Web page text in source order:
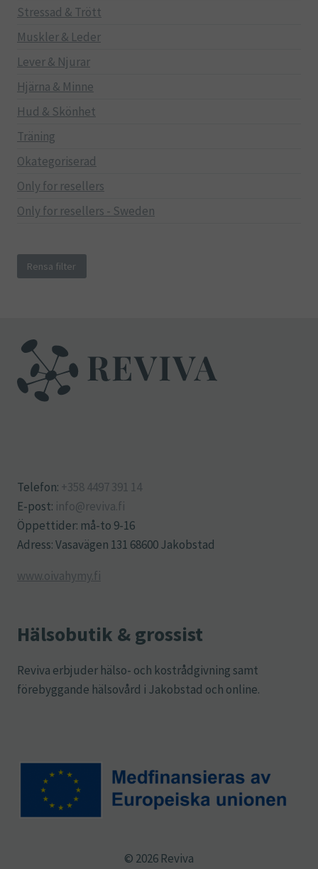
Stressad & Trött
Muskler & Leder
Lever & Njurar
Hjärna & Minne
Hud & Skönhet
Träning
Okategoriserad
Only for resellers
Only for resellers - Sweden
Rensa filter
Telefon: +358 4497 391 14
E-post: info@reviva.fi
Öppettider: må-to 9-16
Adress: Vasavägen 131 68600 Jakobstad
www.oivahymy.fi
Hälsobutik & grossist
Reviva erbjuder hälso- och kostrådgivning samt
förebyggande hälsovård i Jakobstad och online.
© 2026 Reviva